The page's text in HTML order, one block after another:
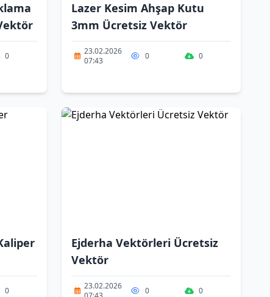
0
Lazer Kesim Ahşap Kutu
3mm Ücretsiz Vektör
23.02.2026
07:43
0 0
0
Ejderha Vektörleri Ücretsiz
Vektör
23.02.2026
0 0